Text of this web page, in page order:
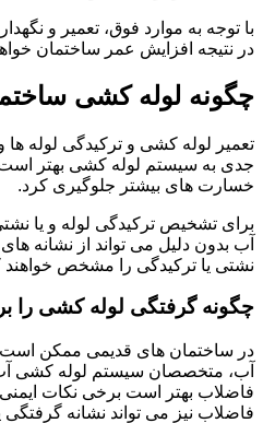
با توجه به موارد فوق، تعمیر و
در نتیجه افزایش عمر ساختمان
چگونه لوله کشی
تعمیر لوله کشی و ترکیدگی لوله
جدی به سیستم لوله کشی بهتر
خسارت های بیشتر جلوگیری کرد.
برای تشخیص ترکیدگی لوله و یا
آب بدون دلیل می تواند از نشانه
نشتی یا ترکیدگی را مشخص خواهند
چگونه گرفتگی لوله کشی را
در ساختمان های قدیمی ممکن
آب، متخصصان سیستم لوله کشی آب
فاضلاب بهتر است برخی نکات ایمنی
فاضلاب نیز می تواند نشانه